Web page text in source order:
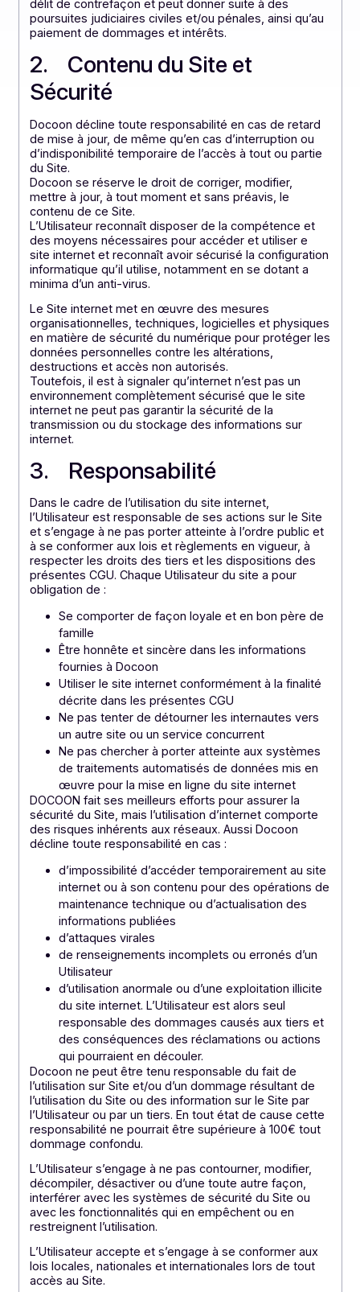
Toute reproduction, représentation, utilisation ou
modification, par quelque procédé que ce soit et sur
quelque support que ce soit, de tout ou partie du site,
de tout ou partie des différentes œuvres qui le
composent, sans avoir obtenu l’autorisation préalable
de DOCOON est strictement interdite, constitue un
délit de contrefaçon et peut donner suite à des
poursuites judiciaires civiles et/ou pénales, ainsi qu’au
paiement de dommages et intérêts.
2. Contenu du Site et
Sécurité
Docoon décline toute responsabilité en cas de retard
de mise à jour, de même qu’en cas d’interruption ou
d’indisponibilité temporaire de l’accès à tout ou partie
du Site.
mettre à jour, à tout moment et sans préavis, le
contenu de ce Site.
L’Utilisateur reconnaît disposer de la compétence et
des moyens nécessaires pour accéder et utiliser e
site internet et reconnaît avoir sécurisé la
informatique qu’il utilise, notamment en se dotant a
minima d’un anti-virus.
Le Site internet met en œuvre des mesures
en matière de sécurité du numérique pour protéger
données personnelles contre les altérations,
destructions et accès non autorisés.
Toutefois, il est à signaler qu’internet n’est pas un
environnement complètement sécurisé que le site
internet ne peut pas garantir la sécurité de la
transmission ou du stockage des informations sur
internet.
3. Responsabilité
Dans le cadre de l’utilisation du site internet,
l’Utilisateur est responsable de ses actions sur le Site
et s’engage à ne pas porter atteinte à l’ordre public et
à se conformer aux lois et règlements en vigueur, à
respecter les droits des tiers et les dispositions des
présentes CGU. Chaque Utilisateur du site a pour
obligation de :
Se comporter de façon loyale et en bon père de
famille
Être honnête et sincère dans les informations
fournies à Docoon
décrite dans les présentes CGU
Ne pas tenter de détourner les internautes vers
un autre site ou un service concurrent
Ne pas chercher à porter atteinte aux systèmes
de traitements automatisés de données mis en
œuvre pour la mise en ligne du site internet
DOCOON fait ses meilleurs efforts pour assurer la
sécurité du Site, mais l’utilisation d’internet comporte
des risques inhérents aux réseaux. Aussi Docoon
décline toute responsabilité en cas :
d’impossibilité d’accéder temporairement au
internet ou à son contenu pour des opérations
maintenance technique ou d’actualisation des
informations publiées
d’attaques virales
Utilisateur
d’utilisation anormale ou d’une exploitation illicite
du site internet. L’Utilisateur est alors seul
responsable des dommages causés aux tiers et
des conséquences des réclamations ou actions
qui pourraient en découler.
Docoon ne peut être tenu responsable du fait de